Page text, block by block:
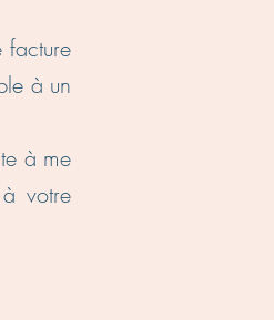
facture
à un
à me
votre